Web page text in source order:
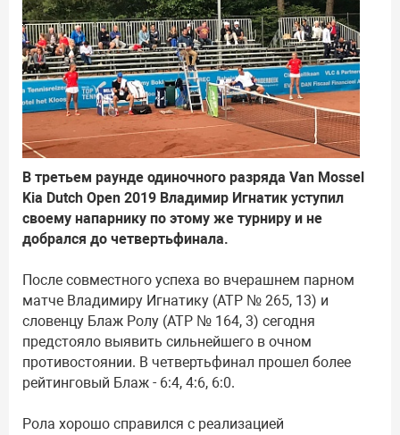
В третьем раунде одиночного разряда Van Mossel
Kia Dutch Open 2019 Владимир Игнатик уступил
своему напарнику по этому же турниру и не
добрался до четвертьфинала.
После совместного успеха во вчерашнем парном
матче Владимиру Игнатику (ATP № 265, 13) и
словенцу Блаж Ролу (ATP № 164, 3) сегодня
предстояло выявить сильнейшего в очном
противостоянии. В четвертьфинал прошел более
рейтинговый Блаж - 6:4, 4:6, 6:0.
Рола хорошо справился с реализацией